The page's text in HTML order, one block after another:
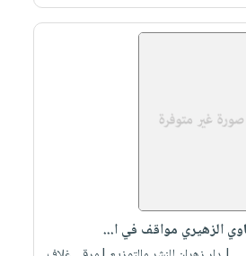
الزهيري مواقف في ا...